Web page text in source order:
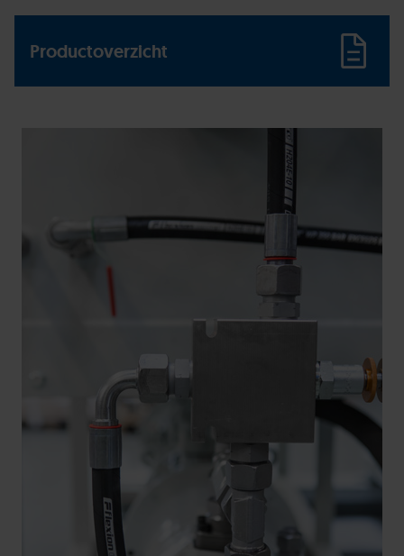
Productoverzicht